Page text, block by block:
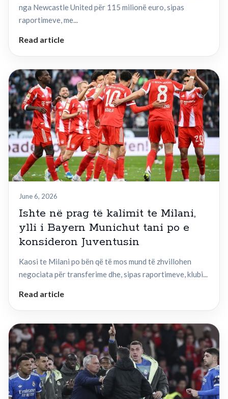
nga Newcastle United për 115 milionë euro, sipas
raportimeve, me...
Read article
June 6, 2026
Ishte në prag të kalimit te Milani,
ylli i Bayern Munichut tani po e
konsideron Juventusin
Kaosi te Milani po bën që të mos mund të zhvillohen
negociata për transferime dhe, sipas raportimeve, klubi...
Read article